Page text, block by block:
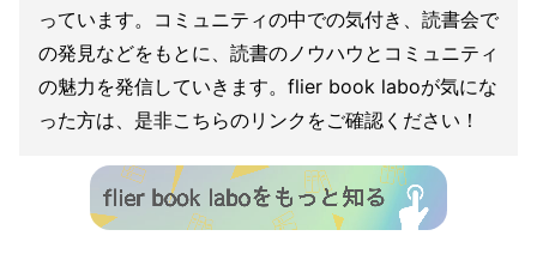
っています。コミュニティの中での気付き、読書会で
の発見などをもとに、読書のノウハウとコミュニティ
の魅力を発信していきます。flier book laboが気にな
った方は、是非こちらのリンクをご確認ください！